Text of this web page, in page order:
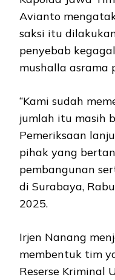
Avianto
saksi itu
penyebab
mushalla asrama
“Kami sudah
jumlah itu masih
Pemeriksaan
pihak yang
pembangunan
di Surabaya,
2025.
Irjen Nanang
membentuk tim
Reserse Kriminal